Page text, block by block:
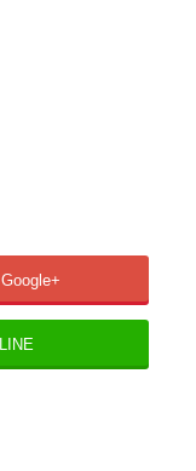
Google+
LINE